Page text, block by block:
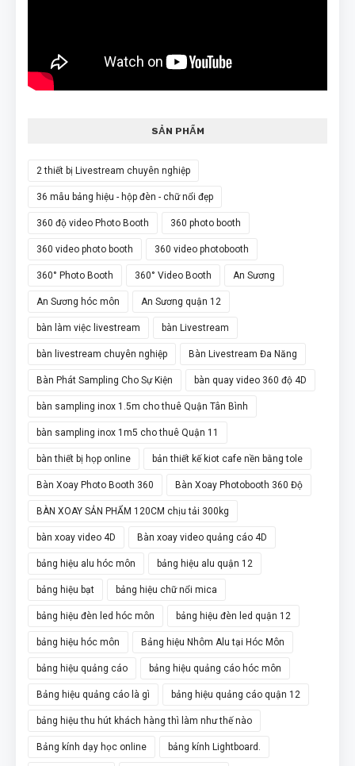
SẢN PHẨM
2 thiết bị Livestream chuyên nghiệp
36 mẫu bảng hiệu - hộp đèn - chữ nổi đẹp
360 độ video Photo Booth 360 photo booth
360 video photo booth 360 video photobooth
360° Photo Booth 360° Video Booth An Sương
An Sương hóc môn An Sương quận 12
bàn làm việc livestream bàn Livestream
bàn livestream chuyên nghiệp Bàn Livestream Đa Năng
Bàn Phát Sampling Cho Sự Kiện bàn quay video 360 độ 4D
bàn sampling inox 1.5m cho thuê Quận Tân Bình
bàn sampling inox 1m5 cho thuê Quận 11
bàn thiết bị họp online bản thiết kế kiot cafe nền bằng tole
Bàn Xoay Photo Booth 360 Bàn Xoay Photobooth 360 Độ
BÀN XOAY SẢN PHẨM 120CM chịu tải 300kg
bàn xoay video 4D Bàn xoay video quảng cáo 4D
bảng hiệu alu hóc môn bảng hiệu alu quận 12
bảng hiệu bạt bảng hiệu chữ nổi mica
bảng hiệu đèn led hóc môn bảng hiệu đèn led quận 12
bảng hiệu hóc môn Bảng hiệu Nhôm Alu tại Hóc Môn
bảng hiệu quảng cáo bảng hiệu quảng cáo hóc môn
Bảng hiệu quảng cáo là gì bảng hiệu quảng cáo quận 12
bảng hiệu thu hút khách hàng thì làm như thế nào
Bảng kính dạy học online bảng kính Lightboard.